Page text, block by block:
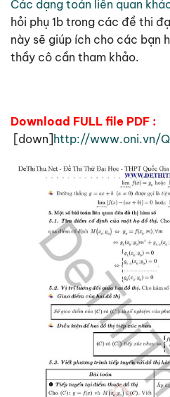
Các dạng toán liên quan
hỏi phụ 1b trong các đề thi
này sẽ giúp ích cho các bạn
thầy cô cần tham khảo.
Download FULL file PDF :
[down] http://www.oni.vn/